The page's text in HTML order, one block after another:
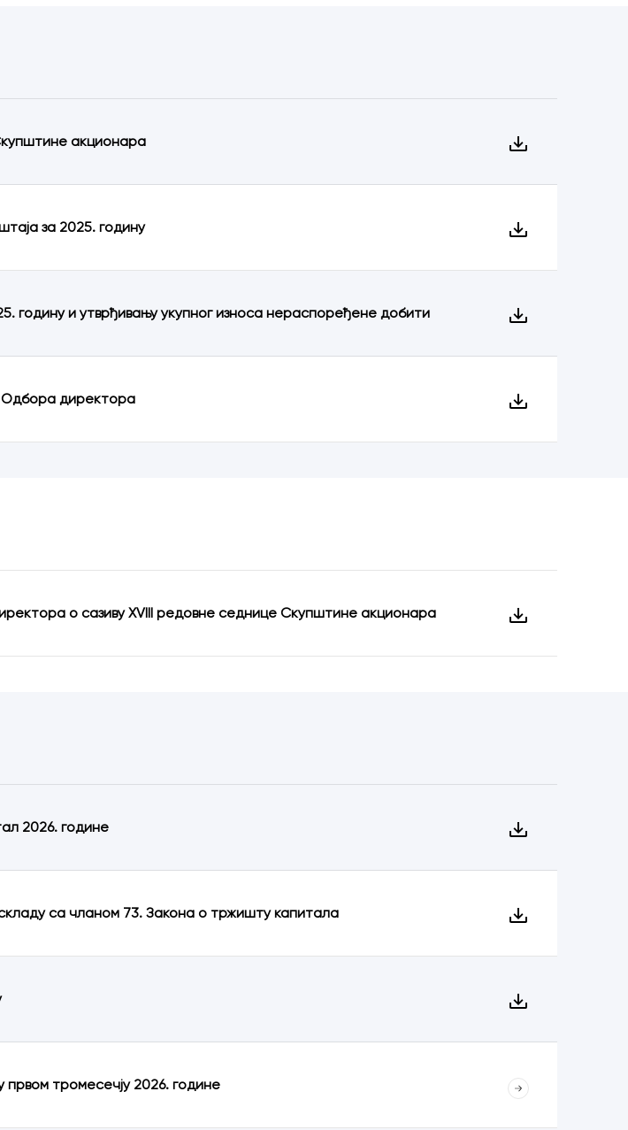
акционара
за 2025. годину
годину и утврђивању укупног износа нераспоређене добити
Одбора директора
о сазиву XVIII редовне седнице Скупштине акционара
2026. године
са чланом 73. Закона о тржишту капитала
тромесечју 2026. године